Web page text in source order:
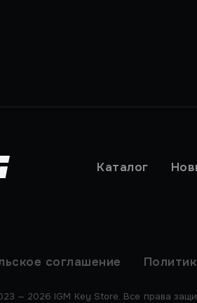
Каталог
соглашение
— 2026 IGM Key Store. Все права